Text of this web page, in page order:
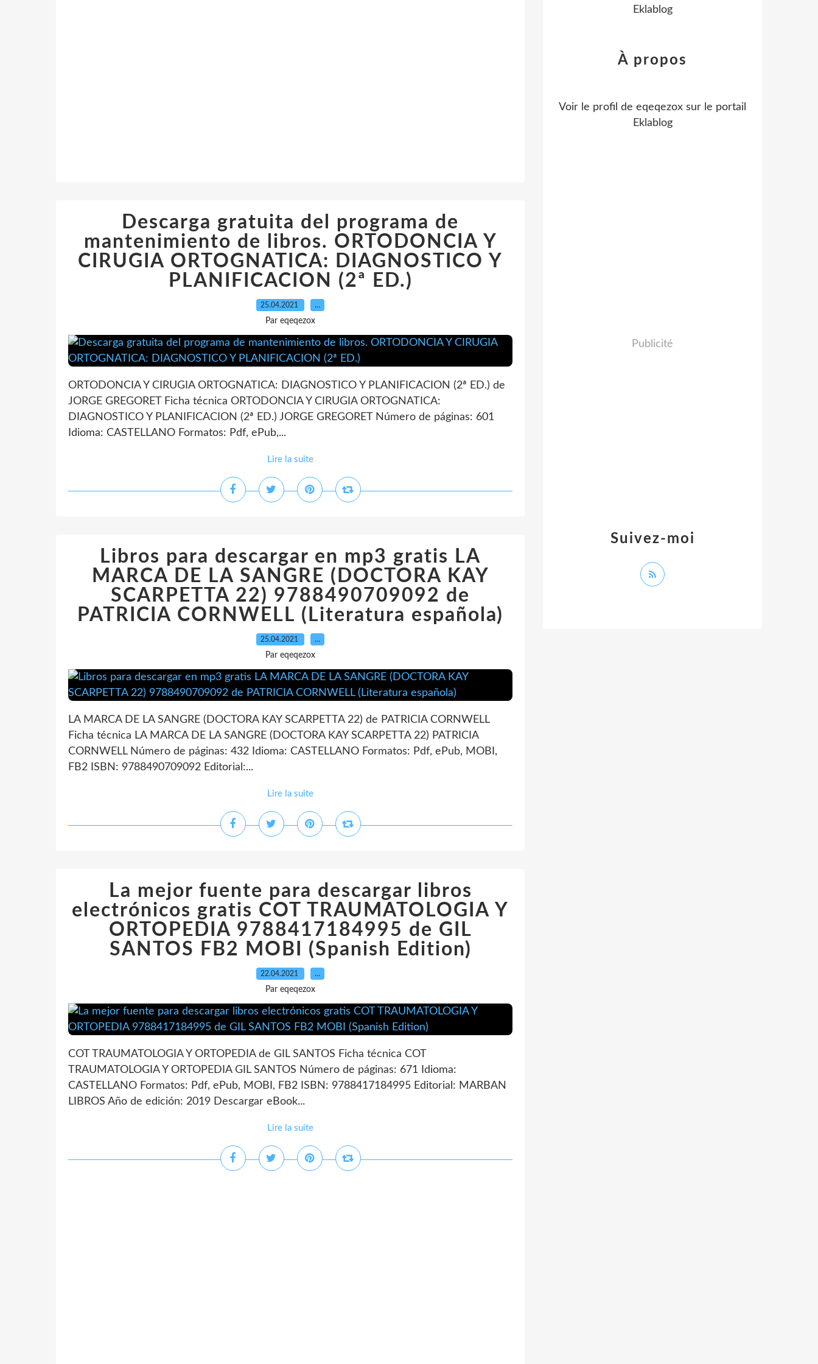
Descarga gratuita del programa de
mantenimiento de libros. ORTODONCIA Y
CIRUGIA ORTOGNATICA: DIAGNOSTICO Y
PLANIFICACION (2ª ED.)
25.04.2021 …
Par eqeqezox
ORTODONCIA Y CIRUGIA ORTOGNATICA: DIAGNOSTICO Y PLANIFICACION (2ª ED.) de
JORGE GREGORET Ficha técnica ORTODONCIA Y CIRUGIA ORTOGNATICA:
DIAGNOSTICO Y PLANIFICACION (2ª ED.) JORGE GREGORET Número de páginas: 601
Idioma: CASTELLANO Formatos: Pdf, ePub,...
Lire la suite
Libros para descargar en mp3 gratis LA
MARCA DE LA SANGRE (DOCTORA KAY
SCARPETTA 22) 9788490709092 de
PATRICIA CORNWELL (Literatura española)
25.04.2021 …
Par eqeqezox
LA MARCA DE LA SANGRE (DOCTORA KAY SCARPETTA 22) de PATRICIA CORNWELL
Ficha técnica LA MARCA DE LA SANGRE (DOCTORA KAY SCARPETTA 22) PATRICIA
CORNWELL Número de páginas: 432 Idioma: CASTELLANO Formatos: Pdf, ePub, MOBI,
FB2 ISBN: 9788490709092 Editorial:...
Lire la suite
La mejor fuente para descargar libros
electrónicos gratis COT TRAUMATOLOGIA Y
ORTOPEDIA 9788417184995 de GIL
SANTOS FB2 MOBI (Spanish Edition)
22.04.2021 …
Par eqeqezox
COT TRAUMATOLOGIA Y ORTOPEDIA de GIL SANTOS Ficha técnica COT
TRAUMATOLOGIA Y ORTOPEDIA GIL SANTOS Número de páginas: 671 Idioma:
CASTELLANO Formatos: Pdf, ePub, MOBI, FB2 ISBN: 9788417184995 Editorial: MARBAN
LIBROS Año de edición: 2019 Descargar eBook...
Lire la suite
Eklablog
Suivez-moi
À propos
Voir le profil de eqeqezox sur le portail
Eklablog
Publicité